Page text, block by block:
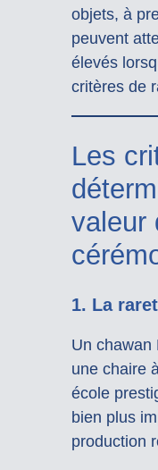
objets, à
peuvent
élevés
critères de
Les
valeur
1. La
Un chawan
une chaire
école
bien plus
production